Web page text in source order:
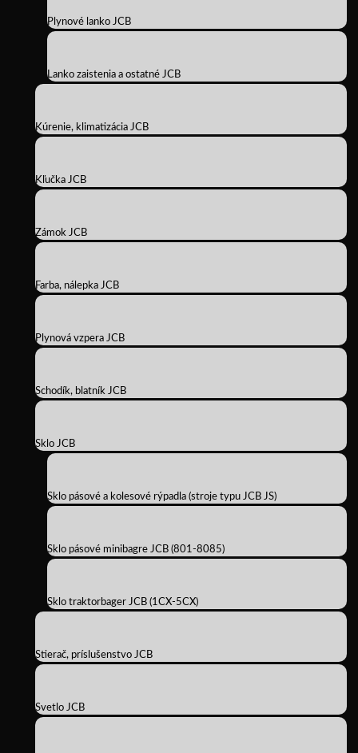
Plynové lanko JCB
Lanko zaistenia a ostatné JCB
Kúrenie, klimatizácia JCB
Kľučka JCB
Zámok JCB
Farba, nálepka JCB
Plynová vzpera JCB
Schodík, blatník JCB
Sklo JCB
Sklo pásové a kolesové rýpadla (stroje typu JCB JS)
Sklo pásové minibagre JCB (801-8085)
Sklo traktorbager JCB (1CX-5CX)
Stierač, príslušenstvo JCB
Svetlo JCB